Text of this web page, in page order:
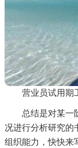
营业员试用期
总结是对某一
况进行分析研究的
组织能力，快快来